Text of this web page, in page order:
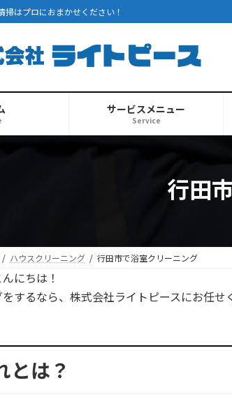
掃はプロにおまかせください！
サービスメニュー
Service
行田
ハウスクリーニング 行田市で浴室クリーニング
にちは！
するなら、株式会社ライトピースにお任せ
とは？